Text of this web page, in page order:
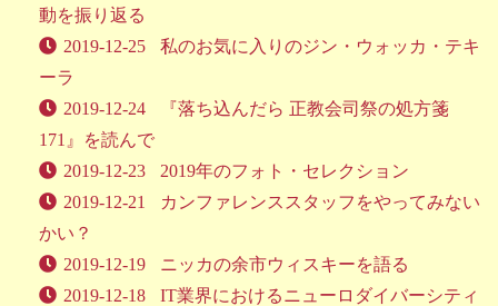
動を振り返る
2019-12-25
私のお気に入りのジン・ウォッカ・テキ
ーラ
2019-12-24
『落ち込んだら 正教会司祭の処方箋
171』を読んで
2019-12-23
2019年のフォト・セレクション
2019-12-21
カンファレンススタッフをやってみない
かい？
2019-12-19
ニッカの余市ウィスキーを語る
2019-12-18
IT業界におけるニューロダイバーシティ